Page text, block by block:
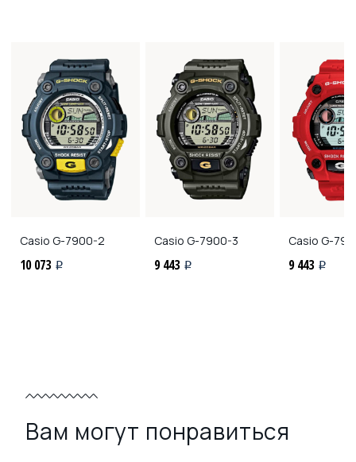
Casio G-7900-2
10 073 i
Casio G-7900-3
9 443 i
Casio G-
9 443 i
Вам могут понравиться